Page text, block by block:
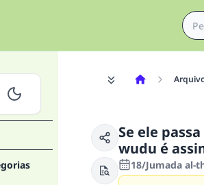
Se ele
wudu é
18/Jumada al-